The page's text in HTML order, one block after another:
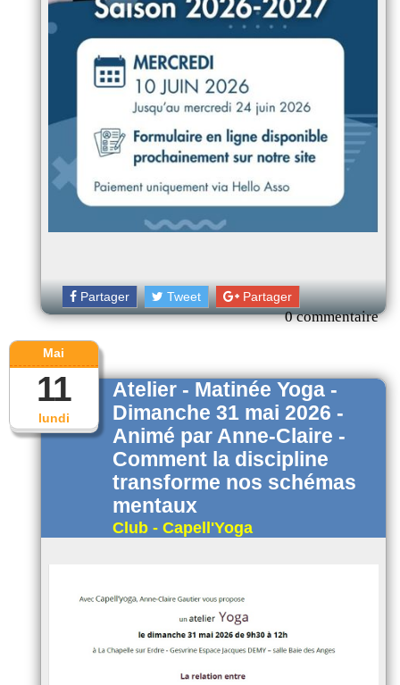
Partager Tweet Partager
0 commentaire
lundi
Mai
11
Atelier - Matinée Yoga -
Dimanche 31 mai 2026 -
Animé par Anne-Claire -
Comment la discipline
transforme nos schémas
mentaux
Club - Capell'Yoga